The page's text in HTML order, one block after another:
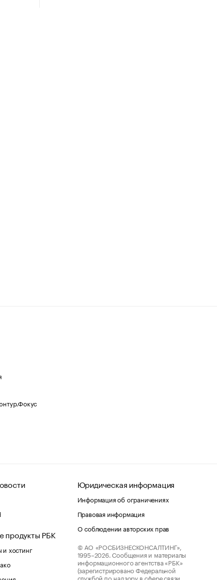
продукты РБК
хостинг
Юридическая информация
Информация об ограничениях
Правовая информация
О соблюдении авторских прав
© АО «РОСБИЗНЕСКОНСАЛТИНГ»,
1995–2026. Сообщения и материалы
информационного агентства «РБК»
(зарегистрировано Федеральной
службой по надзору в сфере связи,